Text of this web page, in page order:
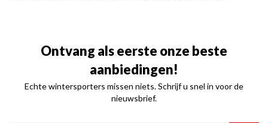
Ontvang als eerste onze beste
aanbiedingen!
Echte wintersporters missen niets. Schrijf u snel in voor de
nieuwsbrief.